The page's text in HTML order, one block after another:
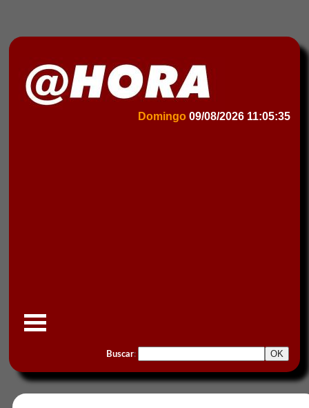
Domingo 09/08/2026 11:05:35
Buscar: